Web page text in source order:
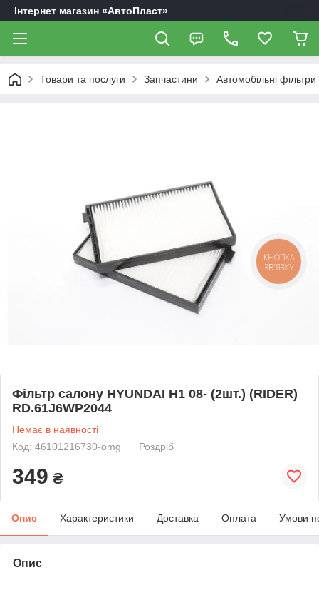
Інтернет магазин «АвтоПласт»
Товари та послуги Запчастини Автомобільні фільтри
Фільтр салону HYUNDAI H1 08- (2шт.) (RIDER)
RD.61J6WP2044
Немає в наявності
Код: 46101216730-omg
Роздріб
349 ₴
Опис Характеристики Доставка Оплата Умови
Опис
КНОПКА
ЗВ'ЯЗКУ